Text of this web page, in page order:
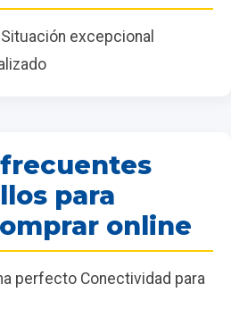
excepcional
para
online
perfecto Conectividad para